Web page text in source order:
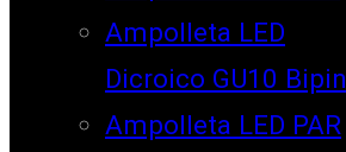
Ampolleta LED
Dicroico GU10 Bipin
Ampolleta LED PAR